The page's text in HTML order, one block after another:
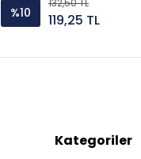
%10
132,50 TL
119,25 TL
Kategoriler